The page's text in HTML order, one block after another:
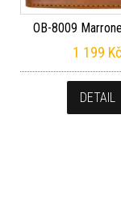
OB-8009
1 199 Kč
DETAIL